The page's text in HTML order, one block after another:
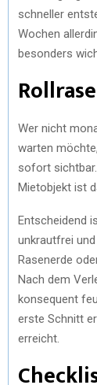
schneller
Wochen
besonders
Wer nicht
warten
sofort
Mietobjekt ist
Entscheidend
unkrautfrei
Rasenerde
Nach dem
konsequent
erste Schnitt
erreicht.